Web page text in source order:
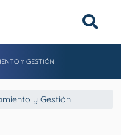
Y GESTIÓN
y Gestión